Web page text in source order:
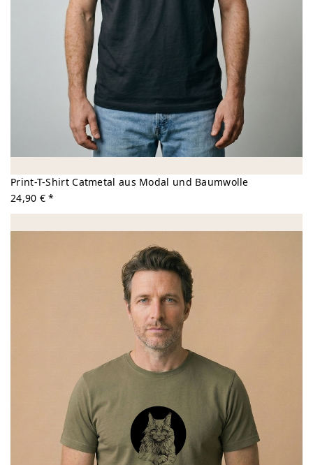
Print-T-Shirt Catmetal aus Modal und Baumwolle
24,90 € *